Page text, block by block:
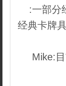
:一部分
经典卡牌
Mike: